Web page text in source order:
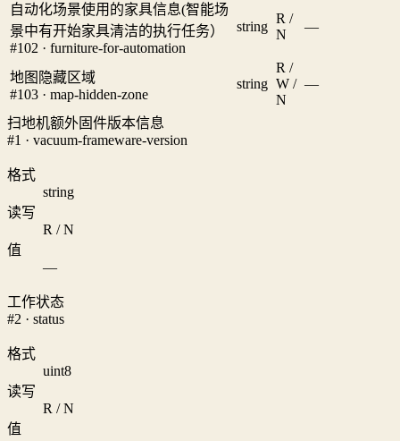
自动化场景使用的家具信息(智能场
景中有开始家具清洁的执行任务）
#102 · furniture-for-automation
string
R /
N
—
地图隐藏区域
#103 · map-hidden-zone
string
R /
W /
N
—
扫地机额外固件版本信息
#1 · vacuum-frameware-version
格式
string
读写
R / N
值
—
工作状态
#2 · status
格式
uint8
读写
R / N
值